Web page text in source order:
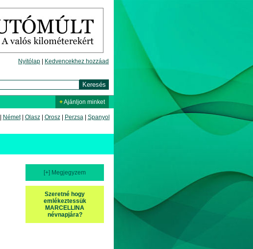
Nyitólap Kedvencekhez hozzáad
+Ajánljon minket
Német| Olasz| Orosz| Perzsa| Spanyol
[+] Megjegyzem
Szeretné hogy
emlékeztessük
MARCELLINA
névnapjára?